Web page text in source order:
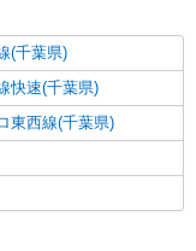
(千葉県)
快速(千葉県)
東西線(千葉県)